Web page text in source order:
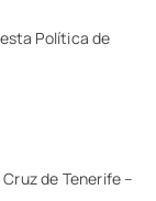
Política de
de Tenerife –